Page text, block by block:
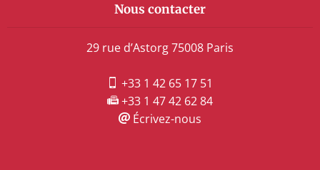
Nous contacter
29 rue d’Astorg 75008 Paris
+33 1 42 65 17 51
+33 1 47 42 62 84
Écrivez-nous